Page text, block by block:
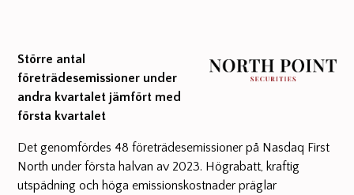
Större antal
företrädesemissioner under
andra kvartalet jämfört med
första kvartalet
Det genomfördes 48 företrädesemissioner på Nasdaq First
North under första halvan av 2023. Högrabatt, kraftig
utspädning och höga emissionskostnader präglar